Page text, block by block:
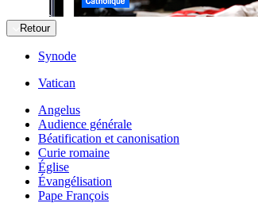
Retour
Synode
Vatican
Angelus
Audience générale
Béatification et canonisation
Curie romaine
Église
Évangélisation
Pape François